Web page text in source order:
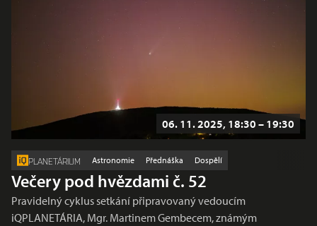
06. 11. 2025, 18:30 – 19:30
PLANETÁRIUM Astronomie Přednáška Dospělí
Večery pod hvězdami č. 52
Pravidelný cyklus setkání připravovaný vedoucím
iQPLANETÁRIA, Mgr. Martinem Gembecem, známým